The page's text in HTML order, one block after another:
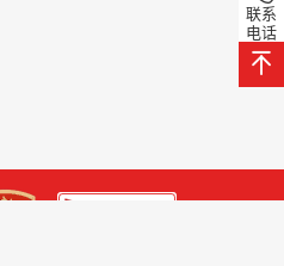
联系
电话